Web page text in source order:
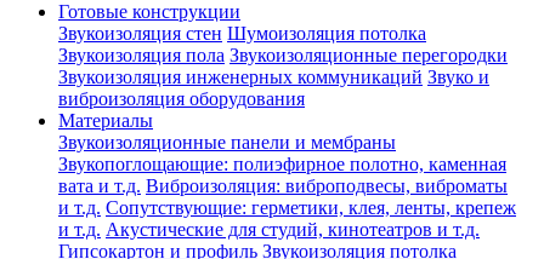
Готовые конструкции
Звукоизоляция стен Шумоизоляция потолка
Звукоизоляция пола Звукоизоляционные перегородки
Звукоизоляция инженерных коммуникаций Звуко и
виброизоляция оборудования
Материалы
Звукоизоляционные панели и мембраны
Звукопоглощающие: полиэфирное полотно, каменная
вата и т.д. Виброизоляция: виброподвесы, виброматы
и т.д. Сопутствующие: герметики, клея, ленты, крепеж
и т.д. Акустические для студий, кинотеатров и т.д.
Гипсокартон и профиль Звукоизоляция потолка